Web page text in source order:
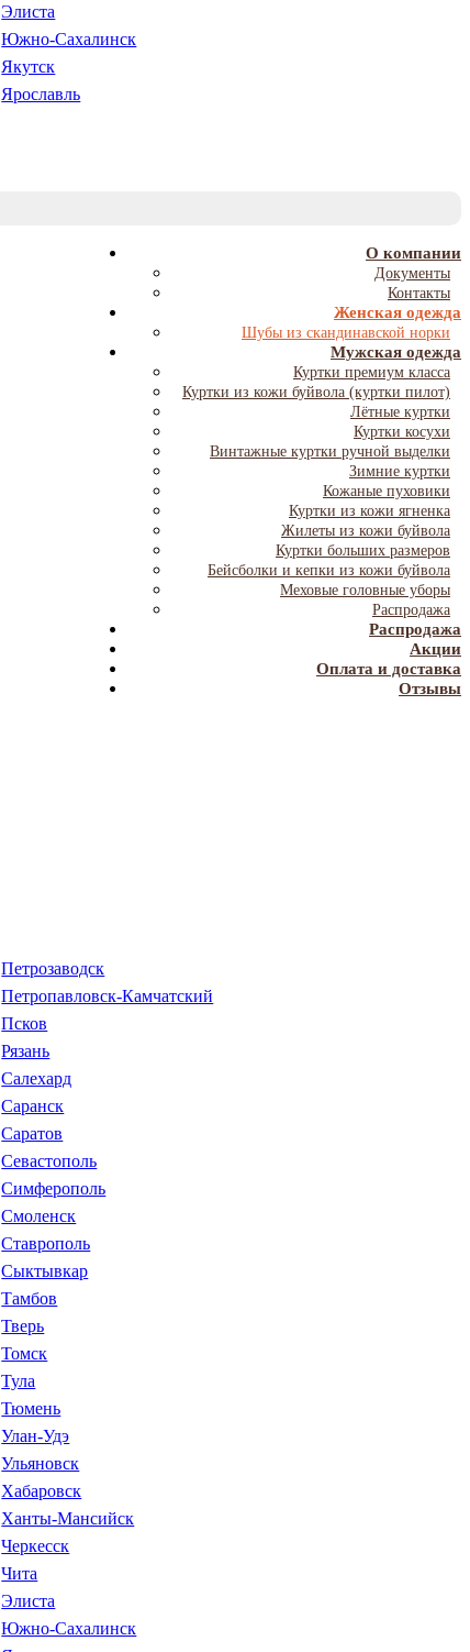
Элиста
Южно-Сахалинск
Якутск
Ярославль
О компании
Документы
Контакты
Женская одежда
Шубы из скандинавской норки
Мужская одежда
Куртки премиум класса
Куртки из кожи буйвола (куртки пилот)
Лётные куртки
Куртки косухи
Винтажные куртки ручной выделки
Зимние куртки
Кожаные пуховики
Куртки из кожи ягненка
Жилеты из кожи буйвола
Куртки больших размеров
Бейсболки и кепки из кожи буйвола
Меховые головные уборы
Распродажа
Распродажа
Акции
Оплата и доставка
Отзывы
Петрозаводск
Петропавловск-Камчатский
Псков
Рязань
Салехард
Саранск
Саратов
Севастополь
Симферополь
Смоленск
Ставрополь
Сыктывкар
Тамбов
Тверь
Томск
Тула
Тюмень
Улан-Удэ
Ульяновск
Хабаровск
Ханты-Мансийск
Черкесск
Чита
Элиста
Южно-Сахалинск